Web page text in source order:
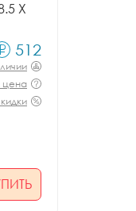
X
512
цена